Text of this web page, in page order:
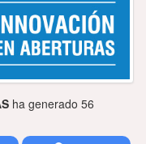
Actualizar
datos
Publicidad
ha generado 56